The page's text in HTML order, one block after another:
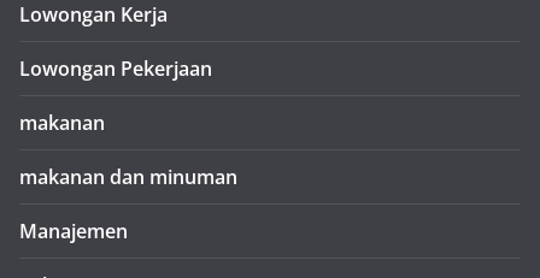
Lowongan Kerja
Lowongan Pekerjaan
makanan
makanan dan minuman
Manajemen